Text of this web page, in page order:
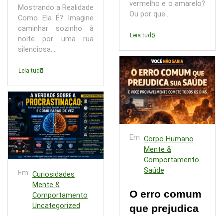
Mostrando a Realidade
Como Ela É? Imagine
caminhar sozinho à
noite por uma rua
silenciosa....
Leia tudo
Em Curiosidades
Mente &
Comportamento
Uncategorized
vermelho e o amarelo?
Ou por que...
Leia tudo
Em Corpo Humano
Mente &
Comportamento
Saúde
O erro comum
que prejudica